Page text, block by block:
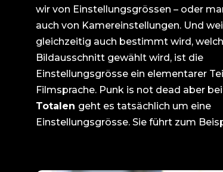
wir von Einstellungsgrössen – oder
auch von Kamereinstellungen. Und
gleichzeitig auch bestimmt wird,
Bildausschnitt gewählt wird, ist die
Einstellungsgrösse ein elementarer
Filmsprache. Punk is not dead aber
Totalen geht es tatsächlich um eine
Einstellungsgrösse. Sie führt zum
ein neuer Ort, den man zum ersten Mal im Film